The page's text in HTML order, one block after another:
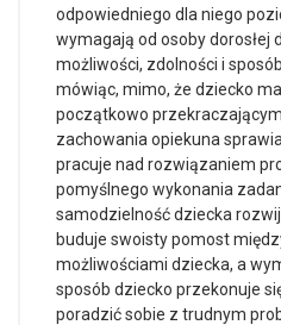
odpowiedniego dla niego
wymagają od osoby dorosłej
możliwości, zdolności i
mówiąc, mimo, że dziecko
początkowo
zachowania opiekuna
pracuje nad rozwiązaniem
pomyślnego wykonania
samodzielność dziecka
buduje swoisty pomost
możliwościami dziecka, a
sposób dziecko przekonuje
poradzić sobie z trudnym